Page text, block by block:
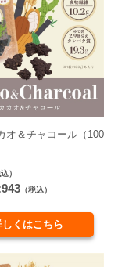
オ＆チャコール（100
）
（税込）
しくはこちら